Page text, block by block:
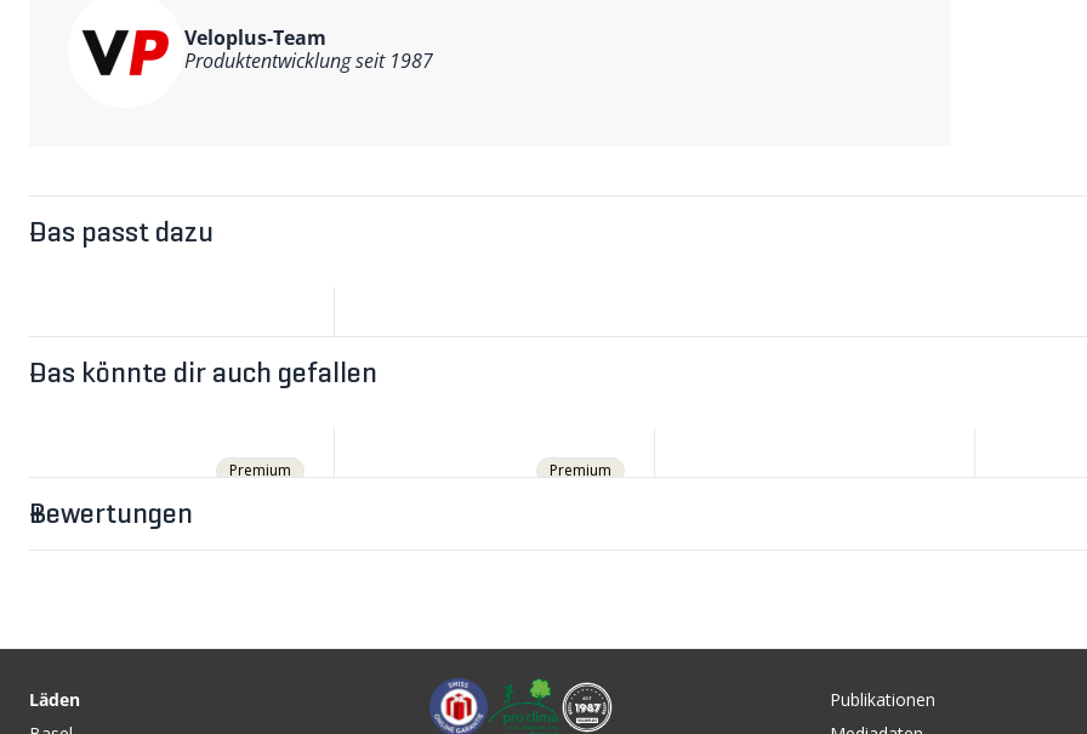
Veloplus-Team
Produktentwicklung seit 1987
Das passt dazu
Centerlock Schlüssel von
BB-8 Tretlagerwerkzeug Ø
39/40.5/44mm Hollowtech II
von BIKE HAND
Das könnte dir auch gefallen
Premium Premium
Bewertungen
Läden
Publikationen